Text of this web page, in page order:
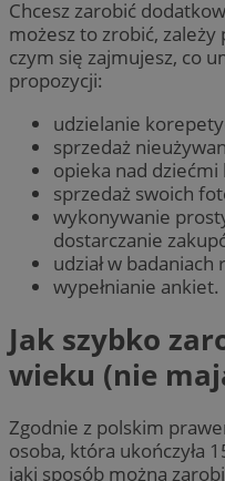
Chcesz zarobić
możesz to zrobić,
czym się zajmujesz, co
propozycji:
udzielanie
sprzedaż
opieka nad
sprzedaż swoich
wykonywanie
dostarczanie
udział w badaniach
wypełnianie ankiet.
Jak szybko
wieku (nie
Zgodnie z polskim
osoba, która ukończyła
jaki sposób można